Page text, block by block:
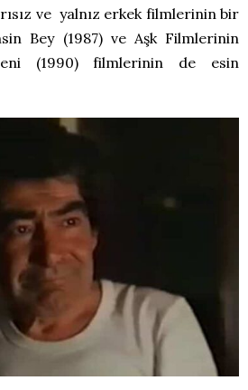
ve yalnız erkek filmlerinin bir
Bey (1987) ve Aşk Filmlerinin
(1990) filmlerinin de esin